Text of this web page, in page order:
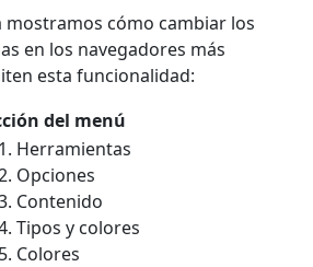
mostramos cómo cambiar los
en los navegadores más
esta funcionalidad:
del menú
Herramientas
Opciones
Contenido
Tipos y colores
Colores